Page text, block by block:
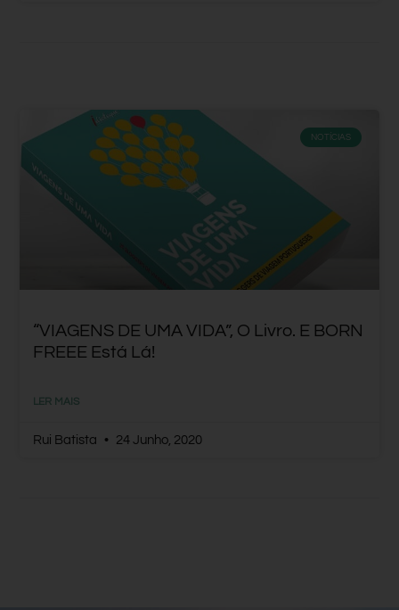
NOTÍCIAS
“VIAGENS DE UMA VIDA”, O Livro. E BORN
FREEE Está Lá!
LER MAIS
Rui Batista 24 Junho, 2020